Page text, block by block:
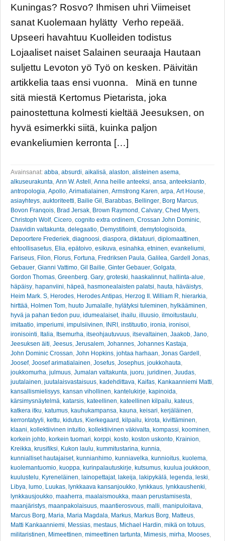
Kuningas? Rosvo? Ihmisen uhri Viimeiset
sanat Kuolemaan hylätty Verho repeää.
Upseeri havahtuu Kuolleiden todistus
Lojaaliset naiset Salainen seuraaja Hautaan
suljettu Levoton yö Työ on kesken. Päivitän
artikkelia taas ensi vuonna. Minä en tunne
sitä miestä Kertomus Pietarista, joka
painostettuna kolmesti kieltää Jeesuksen, on
hyvä esimerkki siitä, kuinka paljon
evankeliumien kerronta […]
Avainsanat: abba, absurdi, aikalisä, alaston, alisteinen asema,
alkuseurakunta, Ann W. Astell , Anna heille anteeksi, ansa, anteeksianto,
antropologia, Apollo, Arimatialainen, Armstrong Karen, arpa, Art House,
asiayhteys, auktoriteetti, Bailie Gil , Barabbas, Bellinger, Borg Marcus,
Bovon Franqois, Brad Jersak, Brown Raymond , Calvary, Ched Myers,
Christoph Wolf, Cicero, cognito extra ordinem, Crossan John Dominic,
Daavidin valtakunta, delegaatio, Demystifiointi, demytologisoida,
Depoortere Frederiek, diagnoosi, diaspora, diktatuuri, diplomaattinen,
ehtoollisasetus, Elia, epätoivo, esikuva, esinahka, etninen, evankeliumi,
Fariseus, Filon, Florus, Fortuna, Fredriksen Paula, Galilea, Gardell Jonas,
Gebauer, Gianni Vattimo, Gil Bailie, Ginter Gebauer, Golgata,
Gordon Thomas, Greenberg. Gary, groteski, haaskalinnut, hallinta-alue,
häpäisy, hapanviini, häpeä, hasmonealaisten palatsi, hauta, häväistys,
Heim Mark. S, Herodes, Herodes Antipas, Herzog II. William R, hierarkia,
hirttää, Holmen Tom, huuto Jumalalle, hylätyksi tuleminen, hylkääminen,
hyvä ja pahan tiedon puu, idumealaiset, ihailu, illuusio, ilmoitustaulu,
imitaatio, imperiumi, impulsiivinen, INRI , instituutio, ironia, ironisoi,
ironisointi, Italia, Itsemurha, itseohjautuvuus, itsevaltainen, Jaakob, Jano,
Jeesuksen äiti, Jeesus, Jerusalem, Johannes, Johannes Kastaja,
John Dominic Crossan, John Hopkins, johtaa harhaan, Jonas Gardell ,
Joosef, Joosef arimatialainen, Josefus, Josephus, joukkohauta,
joukkomurha, julmuus, Jumalan valtakunta, juoru, juridinen, Juudas,
juutalainen, juutalaisvastaisuus, kadehdittava, Kaifas, Kankaanniemi Matti,
kansallismielisyys, kansan vihollinen, kantelukirje, kapinoida,
kärsimysnäytelmä, katarsis, kateellinen, kateellinen kilpailu, kateus,
katkera itku, katumus, kauhukampansa, kauna, keisari, kerjäläinen,
kerrontatyyli, kettu, kidutus, Kierkegaard , kilpailu, kirota, kivittäminen,
klaani, kollektiivinen intuitio, kollektiivinen väkivalta, kompassi, koominen,
korkein johto, korkein tuomari, korppi, kosto, koston uskonto, Krainion,
Kreikka, krusifiksi, Kukon laulu, kummitustarina, kunnia,
kunnialliset hautajaiset, kunnianhimo, kunniavelka, kunnioitus, kuolema,
kuolemantuomio, kuoppa, kurinpalautuskirje, kutsumus, kuulua joukkoon,
kuulustelu, Kyreneläinen, lainopettajat, lakeija, lakipykälä, legenda, leski,
Libya, lumo, Luukas, lynkkaava kansanjoukko, lynkkaus, lynkkaushenki,
lynkkausjoukko, maaherra, maalaismoukka, maan perustamisesta,
maanjäristys, maanpakolaisuus, maantierosvous, malli, manipuloitava,
Marcus Borg, Maria, Maria Magdala, Markus, Markus Borg, Matteus,
Matti Kankaanniemi, Messias, mestaus, Michael Hardin, mikä on totuus,
militaristinen, Mimeettinen, mimeettinen tartunta, Mimesis, mirha, Mooses,